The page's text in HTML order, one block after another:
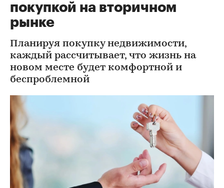
покупкой на вторичном
рынке
Планируя покупку недвижимости,
каждый рассчитывает, что жизнь на
новом месте будет комфортной и
беспроблемной